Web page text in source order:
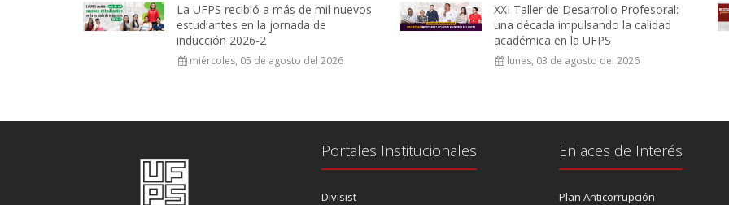
La UFPS recibió a más de mil nuevos
estudiantes en la jornada de
inducción 2026-2
miércoles, 05 de agosto del 2026
XXI Taller de Desarrollo Profesoral:
una década impulsando la calidad
académica en la UFPS
lunes, 03 de agosto del 2026
Portales Institucionales
Divisist
Enlaces de Interés
Plan Anticorrupción